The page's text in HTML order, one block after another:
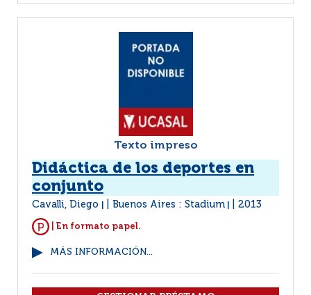
Texto impreso
Didáctica de los deportes en
conjunto
Cavalli, Diego Buenos Aires : Stadium 2013
| En formato papel.
MÁS INFORMACIÓN...